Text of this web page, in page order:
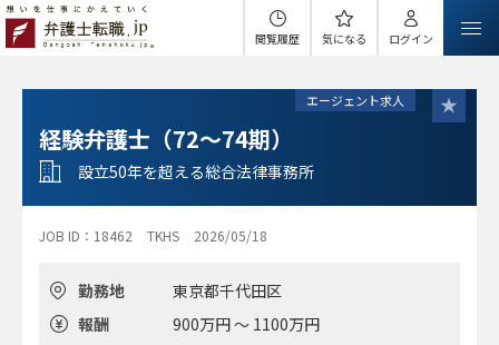
閲覧履歴 気になる ログイン
エージェント求人
経験弁護士（72～74期）
設立50年を超える総合法律事務所
JOB ID：18462 TKHS 2026/05/18
勤務地
東京都千代田区
報酬
900万円 ～ 1100万円